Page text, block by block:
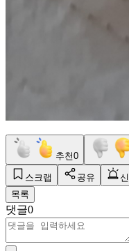
추천0
스크랩 공유
목록
댓글0